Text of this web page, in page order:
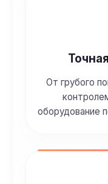
От грубого
оборудование